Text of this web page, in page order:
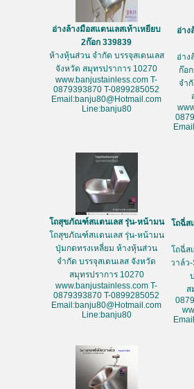
อ่างล้างมือสแตนเลสเท้าเหยียบ
2ก๊อก 339839
ห้างหุ้นส่วน จำกัด บรรจุสเตนเลส
จังหวัด สมุทรปราการ 10270
www.banjustainless.com T-
0879393870 T-0899285052
Email:banju80@Hotmail.com
Line:banju80
อ่าง
อ่าง
ก๊อ
จำ
โถสุขภัณฑ์สแตนเลส รุ่น-หน้ามน
โถสุขภัณฑ์สแตนเลส รุ่น-หน้ามน
ปุ่มกดทรงเหลี่ยม ห้างหุ้นส่วน
จำกัด บรรจุสเตนเลส จังหวัด
สมุทรปราการ 10270
www.banjustainless.com T-
0879393870 T-0899285052
Email:banju80@Hotmail.com
Line:banju80
โถฉี่ส
โถฉี่ส
วาล์ว
ส